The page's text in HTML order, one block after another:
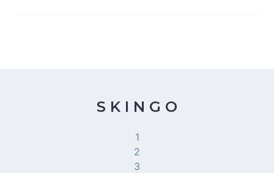
S K I N G O
1
2
3